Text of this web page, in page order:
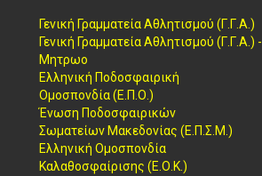
Γενική Γραμματεία Αθλητισμού (Γ.Γ.Α.)
Γενική Γραμματεία Αθλητισμού (Γ.Γ.Α.) -
Μητρωο
Ελληνική Ποδοσφαιρική
Ομοσπονδία (Ε.Π.Ο.)
Ένωση Ποδοσφαιρικών
Σωματείων Μακεδονίας (Ε.Π.Σ.Μ.)
Ελληνική Ομοσπονδία
Καλαθοσφαίρισης (Ε.Ο.Κ.)